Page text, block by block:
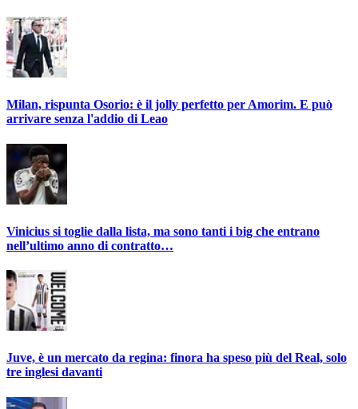
Milan, rispunta Osorio: è il jolly perfetto per Amorim. E può
arrivare senza l'addio di Leao
Vinicius si toglie dalla lista, ma sono tanti i big che entrano
nell’ultimo anno di contratto…
Juve, è un mercato da regina: finora ha speso più del Real, solo
tre inglesi davanti